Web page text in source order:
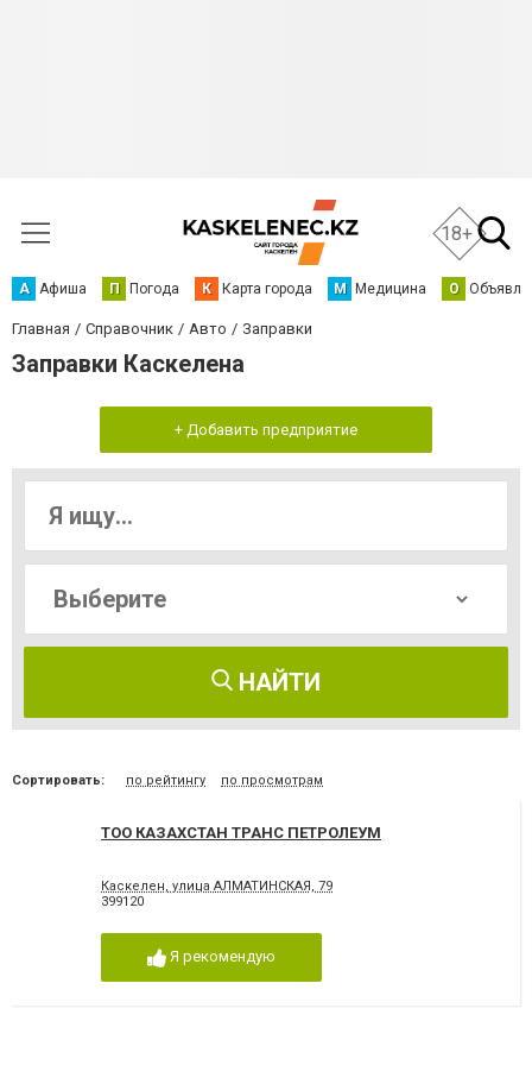
18+
А Афиша П Погода К Карта города М Медицина О
Главная Справочник Авто Заправки
Заправки Каскелена
+ Добавить предприятие
НАЙТИ
Сортировать: по рейтингу по просмотрам
ТОО КАЗАХСТАН ТРАНС ПЕТРОЛЕУМ
Каскелен, улица АЛМАТИНСКАЯ, 79
399120
Я рекомендую